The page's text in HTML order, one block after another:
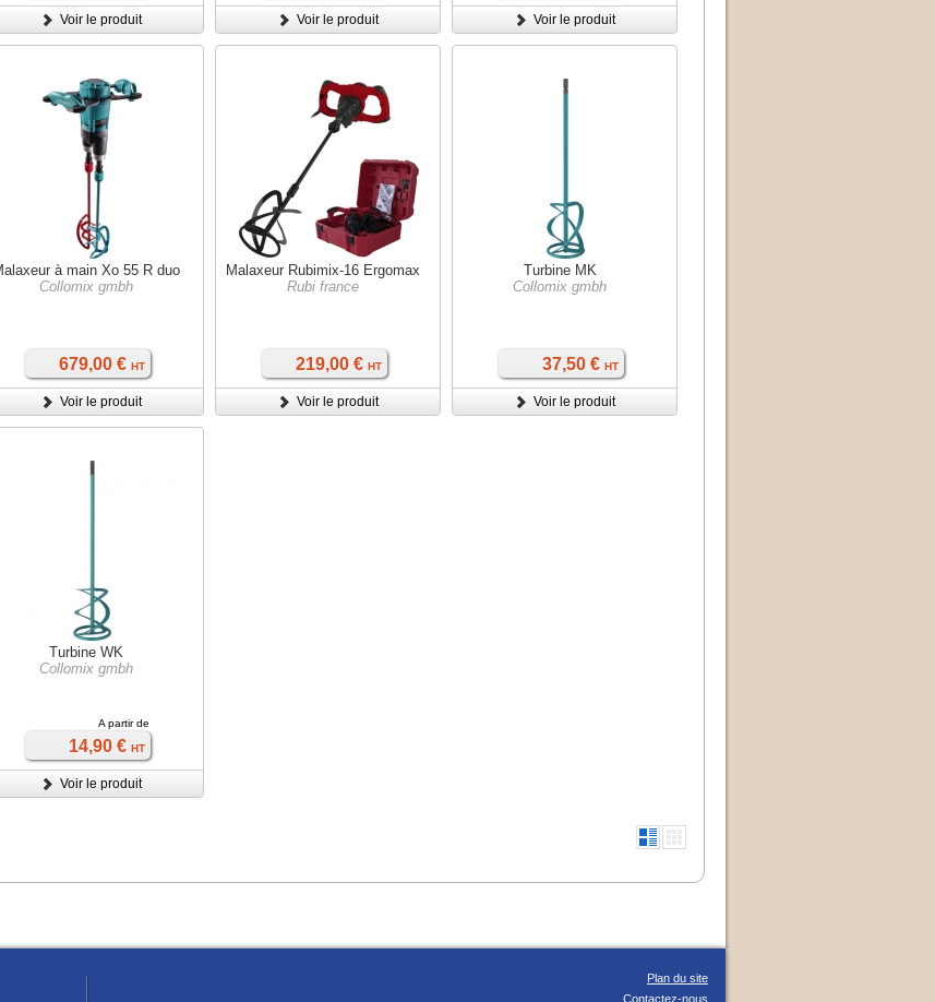
Voir le produit Voir le produit Voir le produit
à main Xo 55 R duo
Collomix gmbh
679,00 € HT
Voir le produit
Malaxeur Rubimix-16 Ergomax
Rubi france
219,00 € HT
Voir le produit
Turbine MK
Collomix gmbh
37,50 € HT
Voir le produit
Turbine WK
Collomix gmbh
A partir de
14,90 € HT
Voir le produit
Plan du site
Contactez-nous